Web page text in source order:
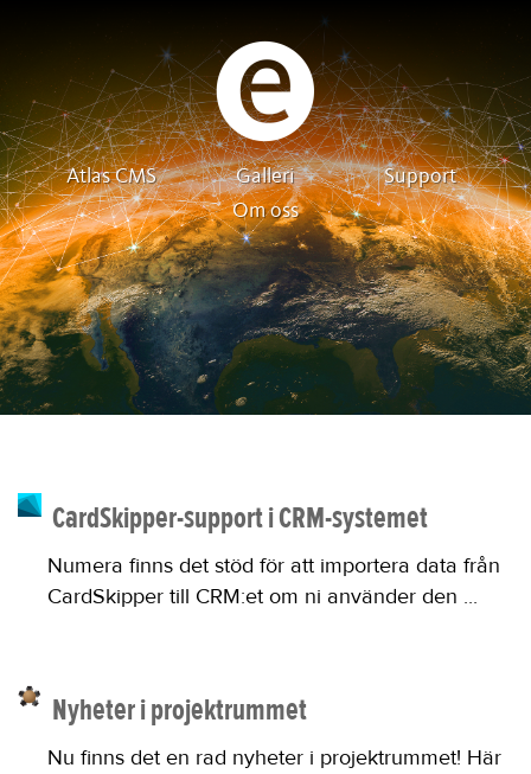
Atlas CMS Galleri
Support
Om oss
CardSkipper-support i CRM-systemet
Numera finns det stöd för att importera data från
CardSkipper till CRM:et om ni använder den ...
Nyheter i projektrummet
Nu finns det en rad nyheter i projektrummet! Här